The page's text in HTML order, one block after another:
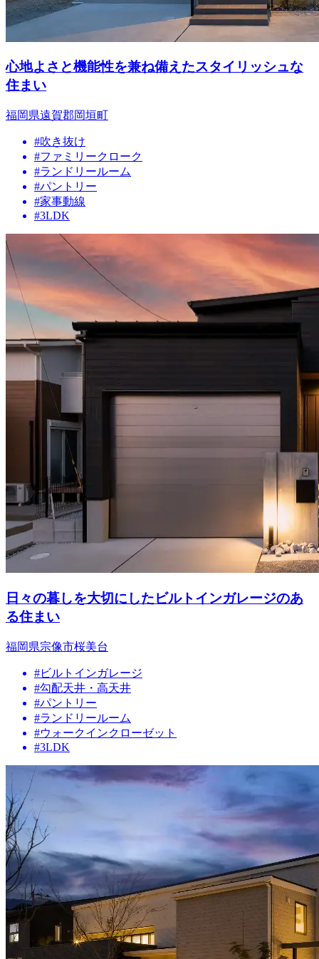
心地よさと機能性を兼ね備えたスタイリッシュな
住まい
福岡県遠賀郡岡垣町
#吹き抜け
#ファミリークローク
#ランドリールーム
#パントリー
#家事動線
#3LDK
日々の暮しを大切にしたビルトインガレージのあ
る住まい
福岡県宗像市桜美台
#ビルトインガレージ
#勾配天井・高天井
#パントリー
#ランドリールーム
#ウォークインクローゼット
#3LDK